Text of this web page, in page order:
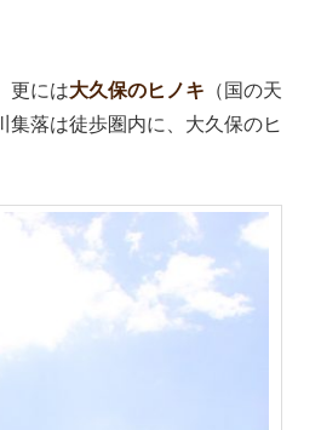
更には大久保のヒノキ （国の天
落は徒歩圏内に、大久保のヒ